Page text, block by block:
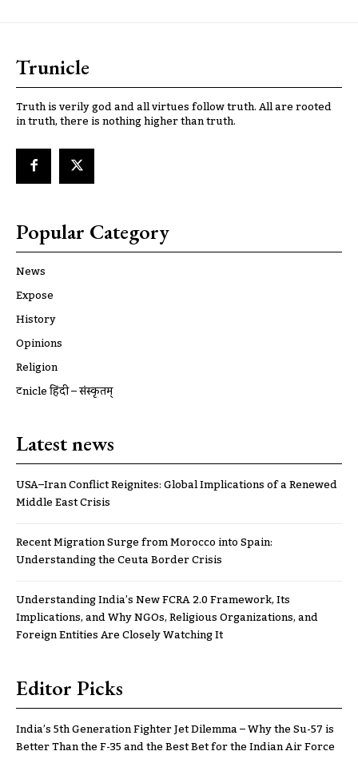
Trunicle
Truth is verily god and all virtues follow truth. All are rooted
in truth, there is nothing higher than truth.
Popular Category
News
Expose
History
Opinions
Religion
ट्रूnicle हिंदी – संस्कृतम्
Latest news
USA–Iran Conflict Reignites: Global Implications of a Renewed
Middle East Crisis
Recent Migration Surge from Morocco into Spain:
Understanding the Ceuta Border Crisis
Understanding India’s New FCRA 2.0 Framework, Its
Implications, and Why NGOs, Religious Organizations, and
Foreign Entities Are Closely Watching It
Editor Picks
India’s 5th Generation Fighter Jet Dilemma – Why the Su-57 is
Better Than the F-35 and the Best Bet for the Indian Air Force